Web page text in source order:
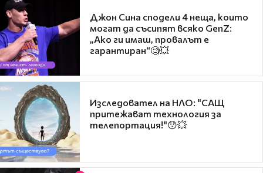
Джон Сина сподели 4 неща, които
могат да съсипят всяко GenZ:
„Ако ги имаш, провалът е
гарантиран“🧐💥
Изследовател на НЛО: "САЩ
притежават технология за
телепортация!"😯💥